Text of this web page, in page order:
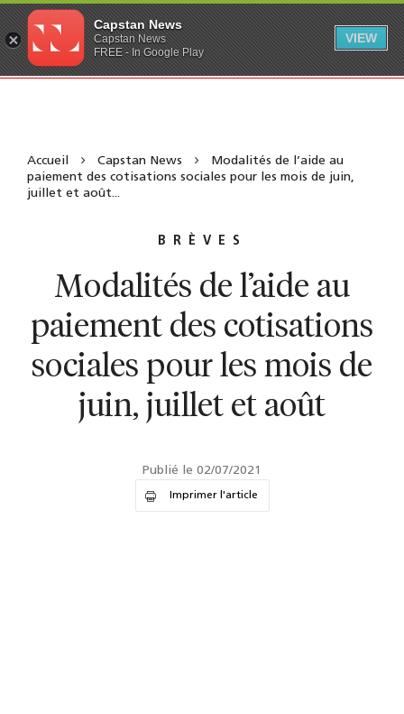
Accueil Capstan News
Modalités de l’aide au
paiement des cotisations sociales pour les mois de juin,
juillet et août...
BRÈVES
Modalités de l’aide au
paiement des cotisations
sociales pour les mois de
juin, juillet et août
Publié le 02/07/2021
Imprimer l'article
Capstan News
Capstan News
FREE - In Google Play
VIEW